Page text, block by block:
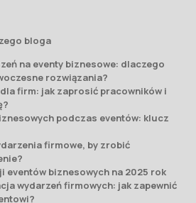
bloga
na eventy biznesowe: dlaczego
rozwiązania?
firm: jak zaprosić pracowników i
podczas eventów: klucz
firmowe, by zrobić
eventów biznesowych na 2025 rok
wydarzeń firmowych: jak zapewnić